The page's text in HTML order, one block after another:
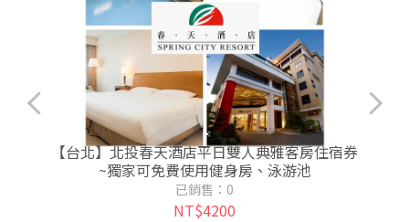
【台北】北投春天酒店平日雙人典雅客房住宿券
~獨家可免費使用健身房、泳游池
已銷售：0
NT$4200